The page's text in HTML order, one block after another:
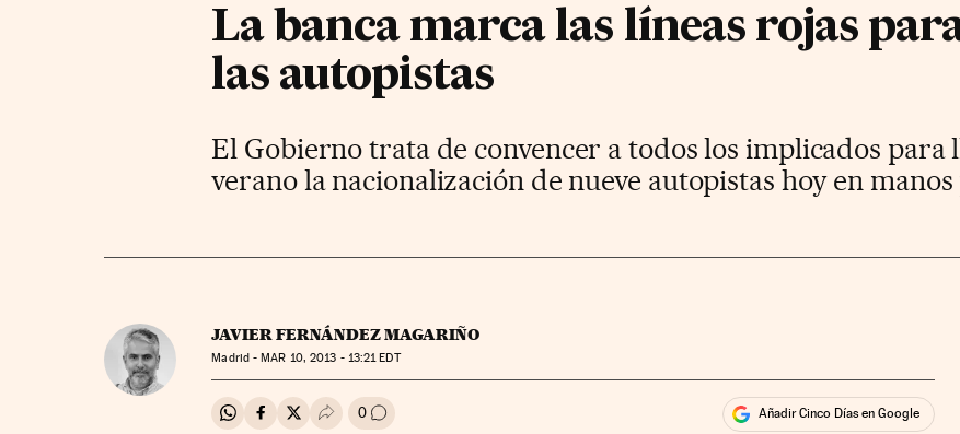
La banca marca las líneas rojas
las autopistas
El Gobierno trata de convencer a todos los implicados para
verano la nacionalización de nueve autopistas hoy en
JAVIER FERNÁNDEZ MAGARIÑO
Madrid -MAR 10, 2013 - 13:21 EDT
Compartir en Whatsapp
Compartir en Facebook
Compartir en Twitter
Desplegar Redes Sociales
0 Ir a los comentarios Añadir Cinco Días en Google